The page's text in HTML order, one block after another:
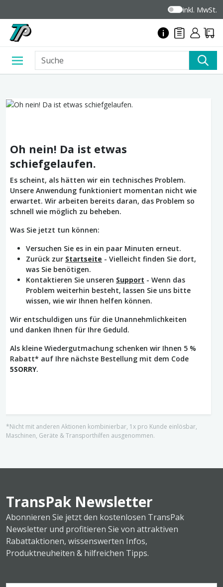
inkl. MwSt.
Oh nein! Da ist etwas
schiefgelaufen.
Es scheint, als hätten wir ein technisches Problem.
Unsere Anwendung funktioniert momentan nicht wie
erwartet. Wir arbeiten bereits daran, das Problem so
schnell wie möglich zu beheben.
Was Sie jetzt tun können:
Versuchen Sie es in ein paar Minuten erneut.
Zurück zur Startseite - Vielleicht finden Sie dort,
was Sie benötigen.
Kontaktieren Sie unseren Support - Wenn das
Problem weiterhin besteht, lassen Sie uns bitte
wissen, wie wir Ihnen helfen können.
Wir entschuldigen uns für die Unannehmlichkeiten
und danken Ihnen für Ihre Geduld.
Als kleine Wiedergutmachung schenken wir Ihnen 5 %
Rabatt* auf Ihre nächste Bestellung mit dem Code
5SORRY.
*Nicht mit anderen Aktionen kombinierbar, 1x pro Kunde einlösbar,
Maschinen, Geräte & Transporthilfen ausgenommen.
TransPak Newsletter
Abonnieren Sie jetzt den kostenlosen TransPak
Newsletter und profitieren Sie von attraktiven
Rabattaktionen, wissenswerten Infos,
Produktneuheiten & hilfreichen Tipps.